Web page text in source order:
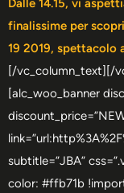
Dalle 14.15, vi
finalissime per
19 2019, spettacolo
[/vc_column_text][/
[alc_woo_banner
subtitle=”JBA”
color: #ffb71b